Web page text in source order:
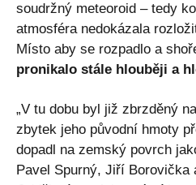
soudržný meteoroid – tedy
atmosféra nedokázala
Místo aby se rozpadlo a
pronikalo stále hlouběji a
„V tu dobu byl již zbrzděný
zbytek jeho původní hmoty
dopadl na zemský povrch
Pavel Spurný, Jiří Borovička